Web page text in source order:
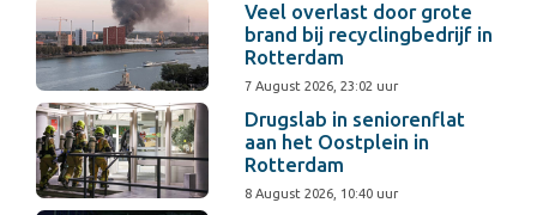
Veel overlast door grote
brand bij recyclingbedrijf in
Rotterdam
7 August 2026, 23:02 uur
Drugslab in seniorenflat
aan het Oostplein in
Rotterdam
8 August 2026, 10:40 uur